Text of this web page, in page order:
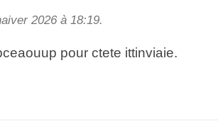
2026 à 18:19.
puor ctete iintvtiaie.